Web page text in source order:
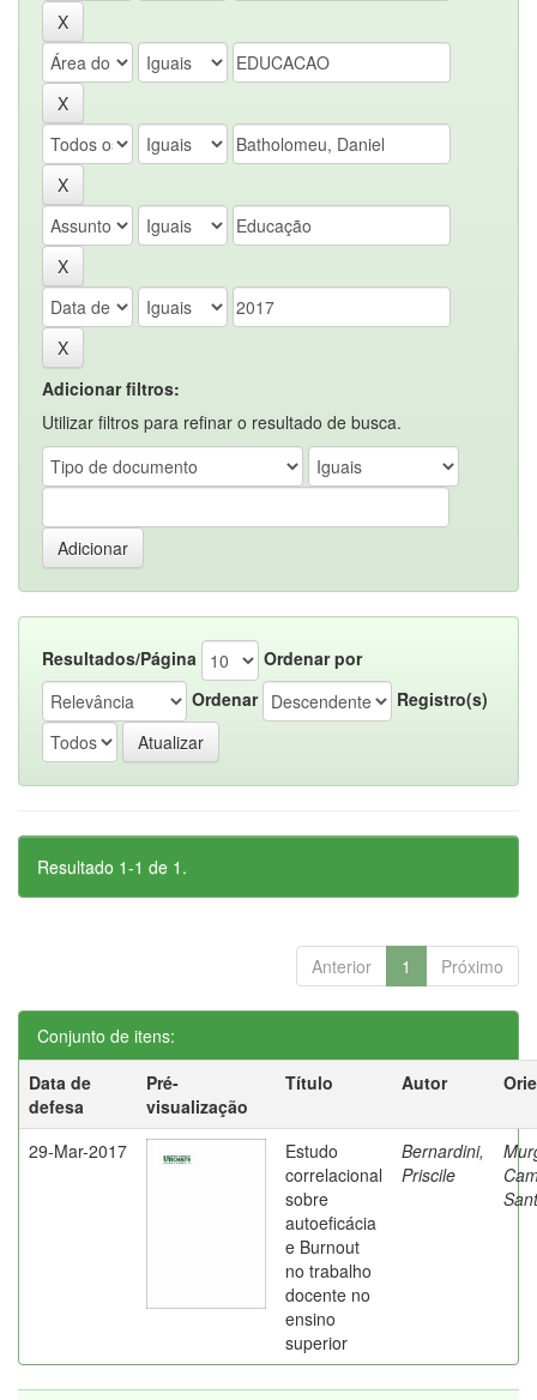
Adicionar filtros:
Utilizar filtros para refinar o resultado de busca.
Resultados/Página
Ordenar por
Ordenar
Registro(s)
Resultado 1-1 de 1.
Anterior 1 Próximo
Conjunto de itens:
Data de
defesa
Pré-
visualização
Título Autor
29-Mar-2017
Estudo
correlacional
sobre
autoeficácia
e Burnout
no trabalho
docente no
ensino
superior
Bernardini,
Priscile